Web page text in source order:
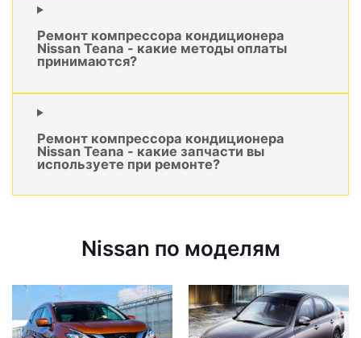
Ремонт компрессора кондиционера
Nissan Teana - какие методы оплаты
принимаются?
Ремонт компрессора кондиционера
Nissan Teana - какие запчасти вы
используете при ремонте?
Nissan по моделям